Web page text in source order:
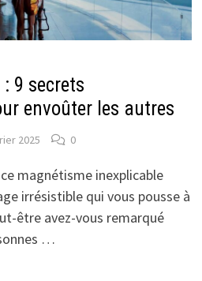
9 secrets
envoûter les autres
2025 0
magnétisme inexplicable
irrésistible qui vous pousse à
être avez-vous remarqué
…